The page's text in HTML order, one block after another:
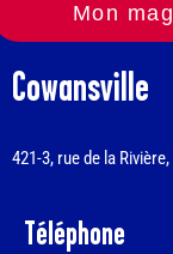
Mon
Cowansville
421-3, rue de la
Téléphone